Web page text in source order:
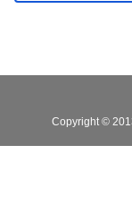
Copyright ©